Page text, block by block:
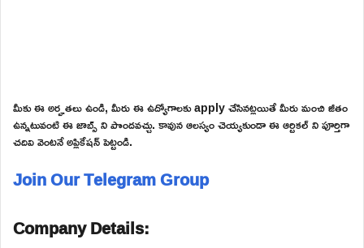
మీకు ఈ అర్హతలు ఉండి, మీరు ఈ ఉద్యోగాలకు apply చేసినట్లయితే మీరు మంచి జీతం
ఉన్నటువంటి ఈ జాబ్స్ ని పొందవచ్చు. కావున ఆలస్యం చెయ్యకుండా ఈ ఆర్టికల్ ని పూర్తిగా
చదివి వెంటనే అప్లికేషన్ పెట్టండి.
Join Our Telegram Group
Company Details: